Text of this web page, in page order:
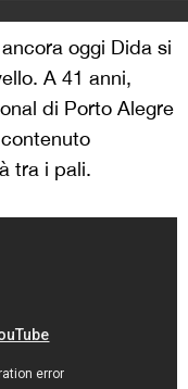
oggi Dida si
A 41 anni,
di Porto Alegre
tra i pali.